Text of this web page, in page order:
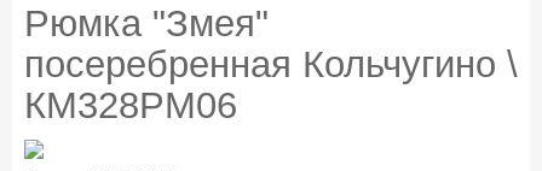
Рюмка "Змея"
посеребренная Кольчугино \
КМ328РМ06